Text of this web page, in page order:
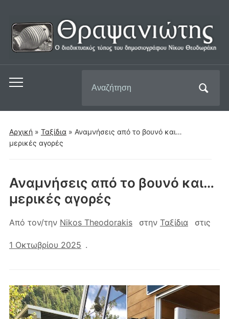
Εναλλαγή
μενού
για
κινητά
για:
Αρχική » Ταξίδια » Αναμνήσεις από το βουνό και…
μερικές αγορές
Αναμνήσεις από το βουνό και…
μερικές αγορές
Από τον/την Nikos Theodorakis στην Ταξίδια στις
1 Οκτωβρίου 2025 .